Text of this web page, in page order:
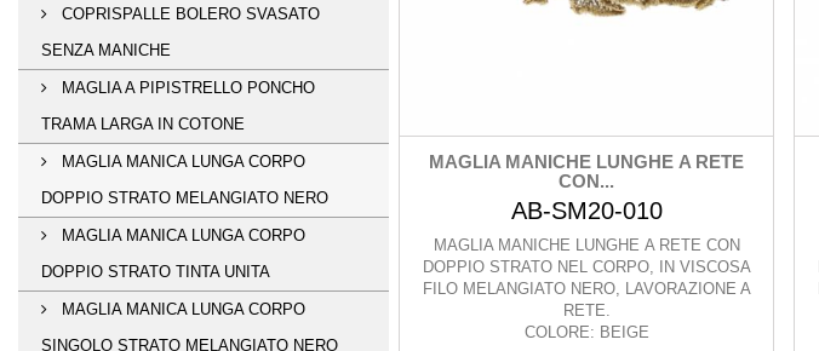
COPRISPALLE BOLERO SVASATO
SENZA MANICHE
MAGLIA A PIPISTRELLO PONCHO
TRAMA LARGA IN COTONE
MAGLIA MANICA LUNGA CORPO
DOPPIO STRATO MELANGIATO NERO
MAGLIA MANICA LUNGA CORPO
DOPPIO STRATO TINTA UNITA
MAGLIA MANICA LUNGA CORPO
SINGOLO STRATO MELANGIATO NERO
MAGLIA MANICHE LUNGHE A RETE
CON...
AB-SM20-010
MAGLIA MANICHE LUNGHE A RETE CON
DOPPIO STRATO NEL CORPO, IN VISCOSA
FILO MELANGIATO NERO, LAVORAZIONE A
RETE.
COLORE: BEIGE